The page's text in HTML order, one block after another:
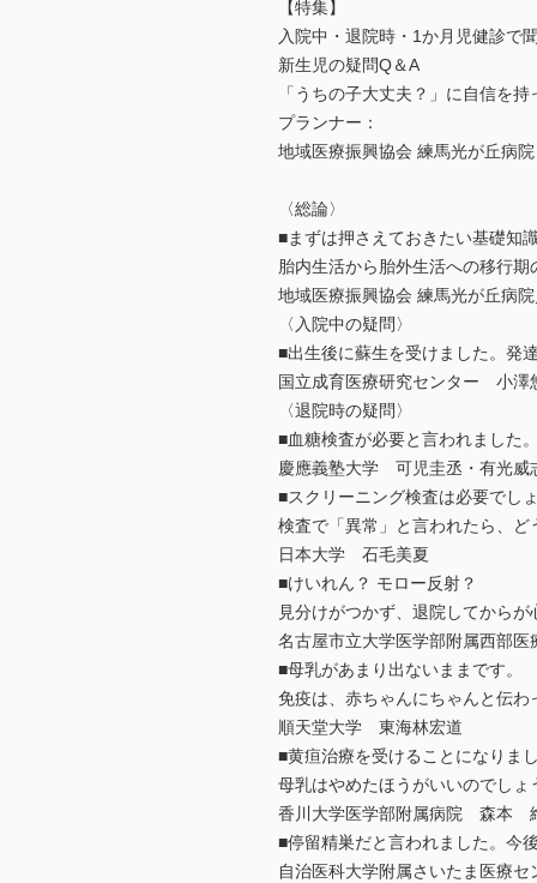
【特集】
入院中・退院時・1か月児健診で
新生児の疑問Q＆A
「うちの子大丈夫？」に自信を
プランナー：
地域医療振興協会 練馬光が丘病
〈総論〉
■まずは押さえておきたい基礎知
胎内生活から胎外生活への移行期
地域医療振興協会 練馬光が丘病
〈入院中の疑問〉
■出生後に蘇生を受けました。発
国立成育医療研究センター 小澤
〈退院時の疑問〉
■血糖検査が必要と言われました
慶應義塾大学 可児圭丞・有光威
■スクリーニング検査は必要でし
検査で「異常」と言われたら、
日本大学 石毛美夏
■けいれん？ モロー反射？
見分けがつかず、退院してからが
名古屋市立大学医学部附属西部
■母乳があまり出ないままです。
免疫は、赤ちゃんにちゃんと伝
順天堂大学 東海林宏道
■黄疸治療を受けることになりま
母乳はやめたほうがいいのでしょ
香川大学医学部附属病院 森本
■停留精巣だと言われました。今
自治医科大学附属さいたま医療